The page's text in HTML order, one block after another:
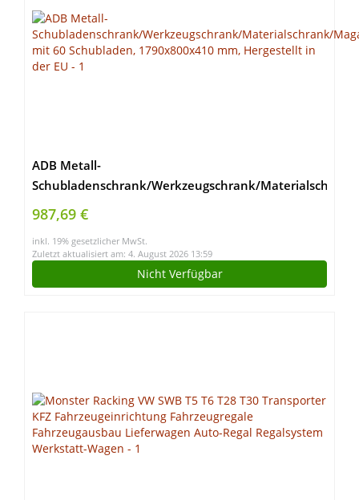
ADB Metall-
Schubladenschrank/Werkzeugschrank/
mit 60 Schubladen, 1790x800x410 mm, Hergestellt
in der EU
987,69 €
inkl. 19% gesetzlicher MwSt.
Zuletzt aktualisiert am: 4. August 2026 13:59
Nicht Verfügbar